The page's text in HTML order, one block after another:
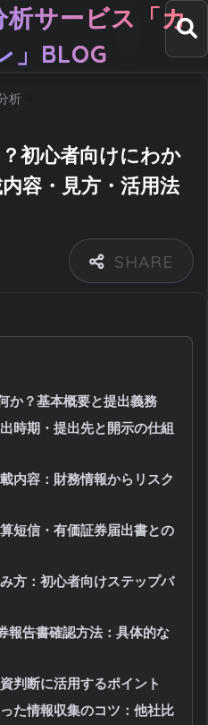
析サービス「カ
」BLOG
析
初心者向けにわか
容・見方・活用法
か？基本概要と提出義務
時期・提出先と開示の仕組
内容：財務情報からリスク
短信・有価証券届出書との
方：初心者向けステップバ
報告書確認方法：具体的な
判断に活用するポイント
た情報収集のコツ：他社比